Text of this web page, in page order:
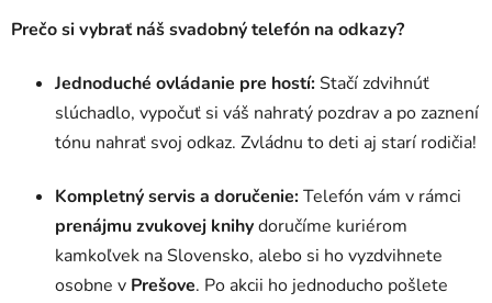
s
u
Prečo si vybrať náš svadobný telefón na odkazy?
Jednoduché ovládanie pre hostí:Stačí zdvihnúť
slúchadlo, vypočuť si váš nahratý pozdrav a po zaznení
tónu nahrať svoj odkaz. Zvládnu to deti aj starí rodičia!
Kompletný servis a doručenie:Telefón vám v rámci
prenájmu zvukovej knihydoručíme kuriérom
kamkoľvek na Slovensko, alebo si ho vyzdvihnete
osobne v Prešove. Po akcii ho jednoducho pošlete